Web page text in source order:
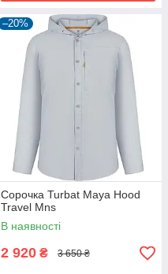
–20%
Сорочка Turbat Maya Hood
Travel Mns
В наявності
2 920 ₴ 3 650 ₴